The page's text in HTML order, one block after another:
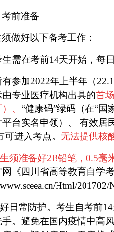
考前准备
做好以下备考工作：
生需在考前14天开始，每
有参加2022年上半年（
由专业医疗机构出具的首
、 “健康码”绿码（在“国
台实名申领）、
有效居
可进入考点。 无法提供核
须准备好2B铅笔，0.5毫
《四川省高等教育自学
www.sceea.cn/Html/
日常防护。考生自考前
。避免在国内疫情中高